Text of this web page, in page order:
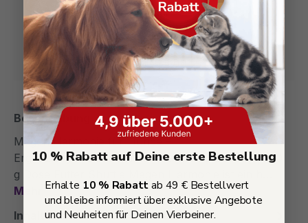
Apple Pay, Klarna uvm.
30 Tage Geld-zurück-Garantie
Mehr als 1000+ mal gekauft!
Beschreibung
Magen Harmonie für Hunde –
Ergänzungsfuttermittel zur Magenregulierung | 250
g Dose Futter Shuttle Magen Harmonie ist ein h…
Mehr
Inhaltsstoffe
10 % Rabatt auf Deine erste Bestellung
Erhalte 10 % Rabattab 49 € Bestellwert
und bleibe informiert über exklusive Angebote
und Neuheiten für Deinen Vierbeiner.